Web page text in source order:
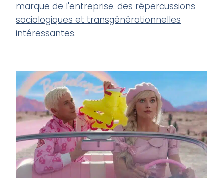
marque de l'entreprise. des répercussions
sociologiques et transgénérationnelles
intéressantes.